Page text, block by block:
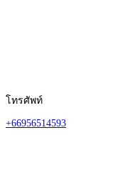
โทรศัพท์
+66956514593